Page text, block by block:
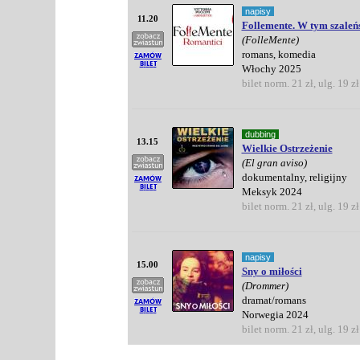
11.20
napisy
Follemente. W tym
(FolleMente)
romans, komedia
Włochy 2025
bilet norm. 21 zł, ulg. 19 zł
13.15
dubbing
Wielkie Ostrzeżenie
(El gran aviso)
dokumentalny, religijny
Meksyk 2024
bilet norm. 21 zł, ulg. 19 zł
15.00
napisy
Sny o miłości
(Drommer)
dramat/romans
Norwegia 2024
bilet norm. 21 zł, ulg. 19 zł